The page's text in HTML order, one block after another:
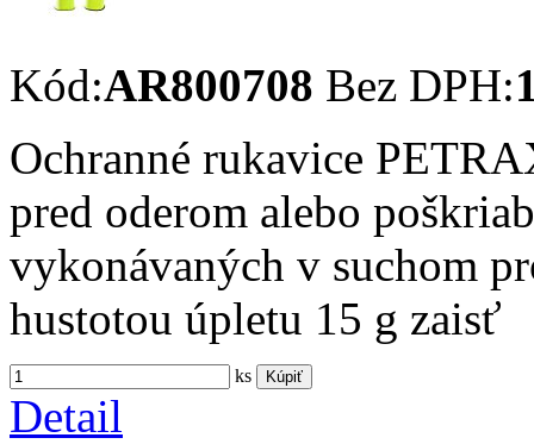
Kód:AR800708 Bez DPH:
Ochranné rukavice
pred oderom alebo
vykonávaných v suchom
hustotou úpletu 15 g zaisť
ks Kúpiť
Detail